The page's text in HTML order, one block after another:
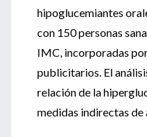
hipoglucemiantes
con 150 personas
IMC, incorporadas
publicitarios. El
relación de la
medidas indirectas